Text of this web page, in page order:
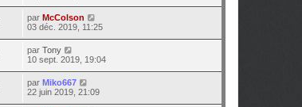
par McColson
03 déc. 2019, 11:25
par Tony
10 sept. 2019, 19:04
par Miko667
22 juin 2019, 21:09